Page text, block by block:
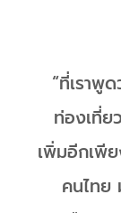
“ที่เราพู
ท่องเที่
เพิ่มอีกเพีย
คนไทย